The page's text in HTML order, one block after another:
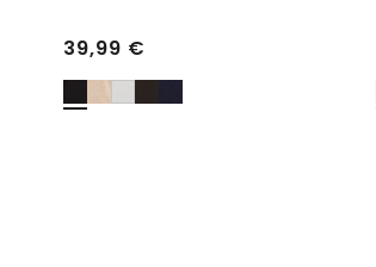
39,99 €